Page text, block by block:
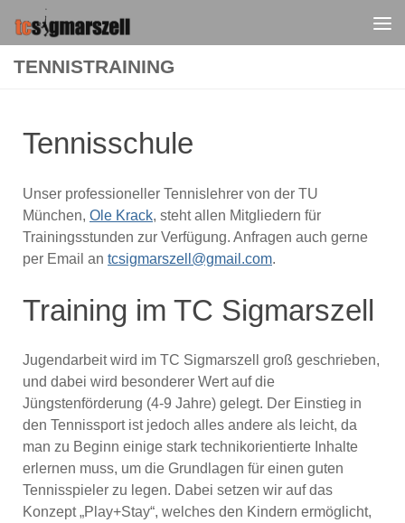
Zum Inhalt springen
TENNISTRAINING
Tennisschule
Unser professioneller Tennislehrer von der TU
München, Ole Krack, steht allen Mitgliedern für
Trainingsstunden zur Verfügung. Anfragen auch gerne
per Email an tcsigmarszell@gmail.com.
Training im TC Sigmarszell
Jugendarbeit wird im TC Sigmarszell groß geschrieben,
und dabei wird besonderer Wert auf die
Jüngstenförderung (4-9 Jahre) gelegt. Der Einstieg in
den Tennissport ist jedoch alles andere als leicht, da
man zu Beginn einige stark technikorientierte Inhalte
erlernen muss, um die Grundlagen für einen guten
Tennisspieler zu legen. Dabei setzen wir auf das
Konzept „Play+Stay“, welches den Kindern ermöglicht,